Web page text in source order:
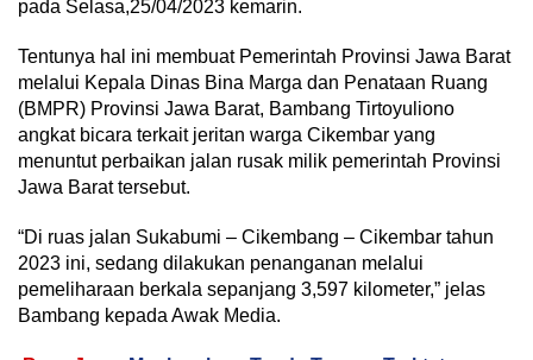
pada Selasa,25/04/2023 kemarin.
Tentunya hal ini membuat Pemerintah Provinsi Jawa Barat
melalui Kepala Dinas Bina Marga dan Penataan Ruang
(BMPR) Provinsi Jawa Barat, Bambang Tirtoyuliono
angkat bicara terkait jeritan warga Cikembar yang
menuntut perbaikan jalan rusak milik pemerintah Provinsi
Jawa Barat tersebut.
“Di ruas jalan Sukabumi – Cikembang – Cikembar tahun
2023 ini, sedang dilakukan penanganan melalui
pemeliharaan berkala sepanjang 3,597 kilometer,” jelas
Bambang kepada Awak Media.